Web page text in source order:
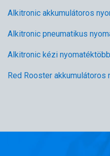
Alkitronic akkumulátoros
Alkitronic pneumatikus
Alkitronic kézi
Red Rooster